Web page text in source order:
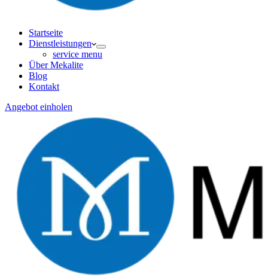
Startseite
Dienstleistungen
service menu
Über Mekalite
Blog
Kontakt
Angebot einholen